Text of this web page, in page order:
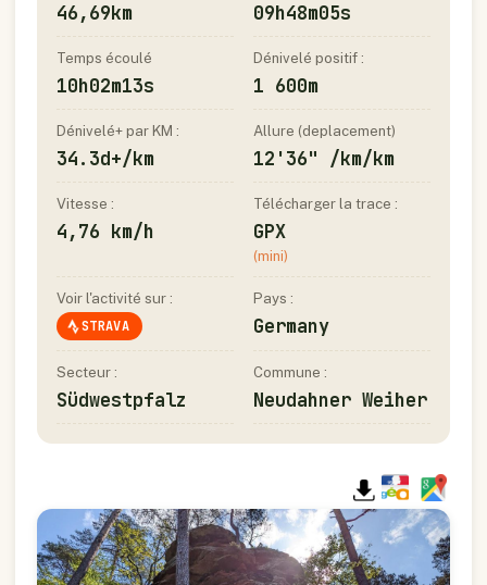
46,69km 09h48m05s
Temps écoulé
10h02m13s
Dénivelé positif :
1 600m
Dénivelé+ par KM :
34.3d+/km
Allure (deplacement)
12'36" /km/km
Vitesse :
4,76 km/h
Télécharger la trace :
GPX
(mini)
Voir l'activité sur :
STRAVA
Pays :
Germany
Secteur :
Südwestpfalz
Commune :
Neudahner Weiher